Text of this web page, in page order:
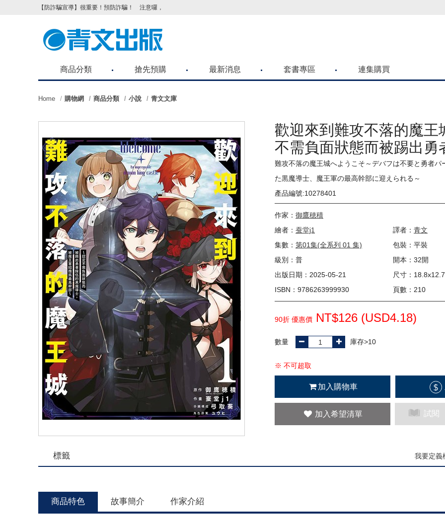
【防詐騙宣導】很重要！預防詐騙！ 注意囉，不要被騙了！請各位喜歡青文購物網的朋友們，提高警覺！
商品分類 搶先預購 最新消息 套書專區 連集購買
Home 購物網 商品分類 小說 青文文庫
歡迎來到難攻不落的魔王
不需負面狀態而被踢出勇
黑魔導士，被魔王軍招攬
部～(01)
難攻不落の魔王城へようこそ～デバフは不要と勇者パ
た黒魔導士、魔王軍の最高幹部に迎えられる～
產品編號:10278401
作家： 御鷹穂積
繪者： 蚕堂j1 譯者： 青文
集數： 第01集(全系列 01 集)
包裝：平裝
級別：普
開本：32開
出版日期：2025-05-21
尺寸：18.8x12.7
ISBN：9786263999930
頁數：210
90折 優惠價 NT$126 (USD4.18)
數量 庫存>10
※ 不可超取
加入購物車 $
加入希望清單 試閱
標籤 我要定義
商品特色 故事簡介 作家介紹